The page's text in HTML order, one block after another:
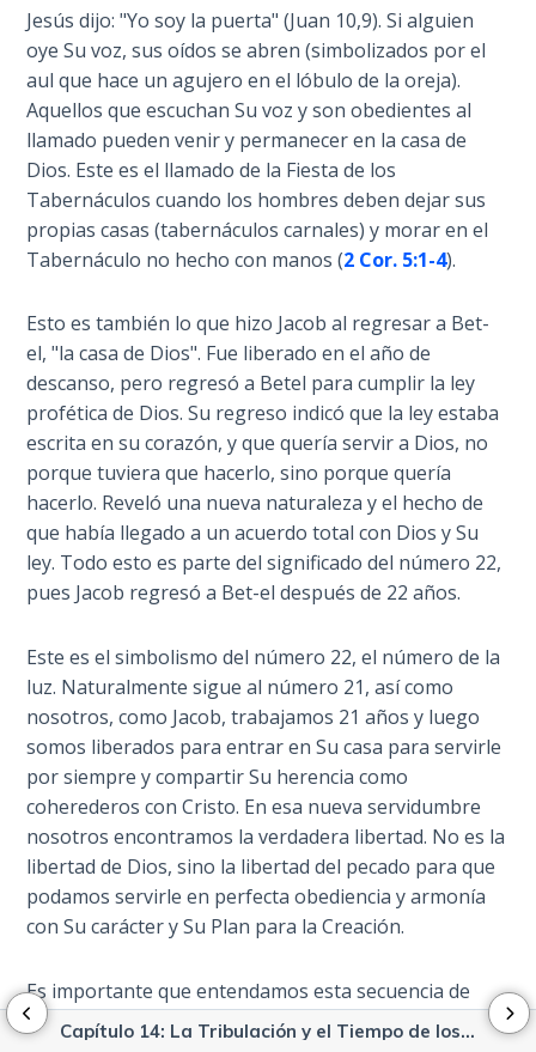
Capítulo 14: La Tribulación y el Tiempo de los Problemas de Jacob
Isaiah:
Prophet
of
Salvation
- Book 6
Isaiah:
Prophet
of
Salvation
Isaiah:
Prophet
of
Salvation
- Book 8
Isaiah:
Prophet
of
Salvation
Ephesians:
The
Epistle of
Ascension
Habakkuk:
The
Prophet
of Faith
Vision:
Primer
Jesús dijo: "Yo soy la puerta" (Juan 10,9). Si alguien
oye Su voz, sus oídos se abren (simbolizados por el
aul que hace un agujero en el lóbulo de la oreja).
Aquellos que escuchan Su voz y son obedientes al
llamado pueden venir y permanecer en la casa de
Dios. Este es el llamado de la Fiesta de los
Tabernáculos cuando los hombres deben dejar sus
propias casas (tabernáculos carnales) y morar en el
Tabernáculo no hecho con manos (2 Cor. 5:1-4).
Esto es también lo que hizo Jacob al regresar a Bet-
el, "la casa de Dios". Fue liberado en el año de
descanso, pero regresó a Betel para cumplir la ley
profética de Dios. Su regreso indicó que la ley estaba
escrita en su corazón, y que quería servir a Dios, no
porque tuviera que hacerlo, sino porque quería
hacerlo. Reveló una nueva naturaleza y el hecho de
que había llegado a un acuerdo total con Dios y Su
ley. Todo esto es parte del significado del número 22,
pues Jacob regresó a Bet-el después de 22 años.
Este es el simbolismo del número 22, el número de la
luz. Naturalmente sigue al número 21, así como
nosotros, como Jacob, trabajamos 21 años y luego
somos liberados para entrar en Su casa para servirle
por siempre y compartir Su herencia como
coherederos con Cristo. En esa nueva servidumbre
nosotros encontramos la verdadera libertad. No es la
libertad de Dios, sino la libertad del pecado para que
podamos servirle en perfecta obediencia y armonía
con Su carácter y Su Plan para la Creación.
Es importante que entendamos esta secuencia de
eventos, los simbolismos involucrados, y también la